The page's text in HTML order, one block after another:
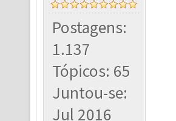
Postagens:
1.137
Tópicos: 65
Juntou-se:
Jul 2016